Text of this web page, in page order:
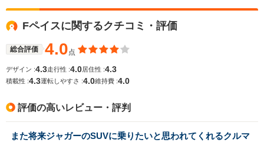
WLTCモード
燃費
16.8km/L
13.4km/L
16.0km/L
Fペイスに関するクチコミ・評価
総合評価 4.0 点
デザイン :4.3走行性 :4.0居住性 :4.3
積載性 :4.3運転しやすさ :4.0維持費 :4.0
評価の高いレビュー・評判
また将来ジャガーのSUVに乗りたいと思われてくれるクルマ